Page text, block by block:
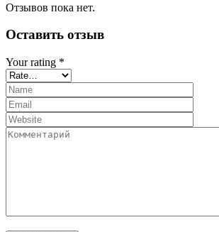
Отзывов пока нет.
Оставить отзыв
Your rating *